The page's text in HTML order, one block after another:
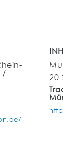
/